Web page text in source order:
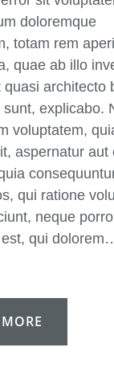
doloremque
totam rem
quae ab illo
quasi architecto
explicabo.
voluptatem,
aspernatur aut
qui ratione
neque porro
qui